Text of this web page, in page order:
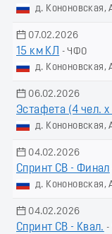
д. Кононовская,
07.02.2026
15 км КЛ
- ЧФО
д. Кононовская,
06.02.2026
Эстафета (4 чел. х
д. Кононовская,
04.02.2026
Спринт СВ - Финал
д. Кононовская,
04.02.2026
Спринт СВ - Квал. -